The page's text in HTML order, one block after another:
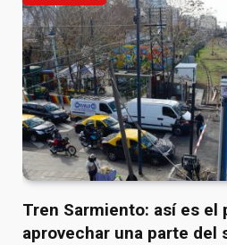
Tren Sarmiento: así es el
aprovechar una parte del